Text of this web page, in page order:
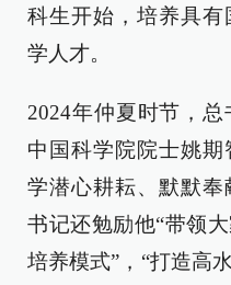
科生开始，培养具
学人才。
2024年仲夏时节，
中国科学院院士姚
学潜心耕耘、默默
书记还勉励他“带领
培养模式”，“打造高